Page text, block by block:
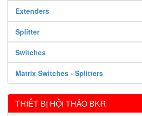
Extenders
Splitter
Switches
Matrix Switches - Splitters
THIẾT BỊ HỘI THẢO BKR